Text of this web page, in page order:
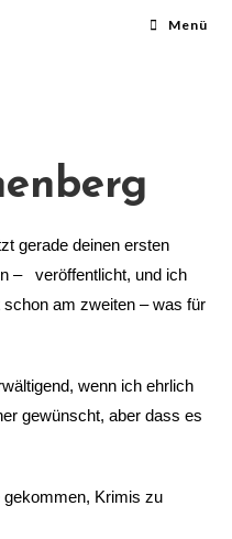
Menü
gerade deinen ersten
– veröffentlicht, und ich
am zweiten – was für
wenn ich ehrlich
gewünscht, aber dass es
gekommen, Krimis zu